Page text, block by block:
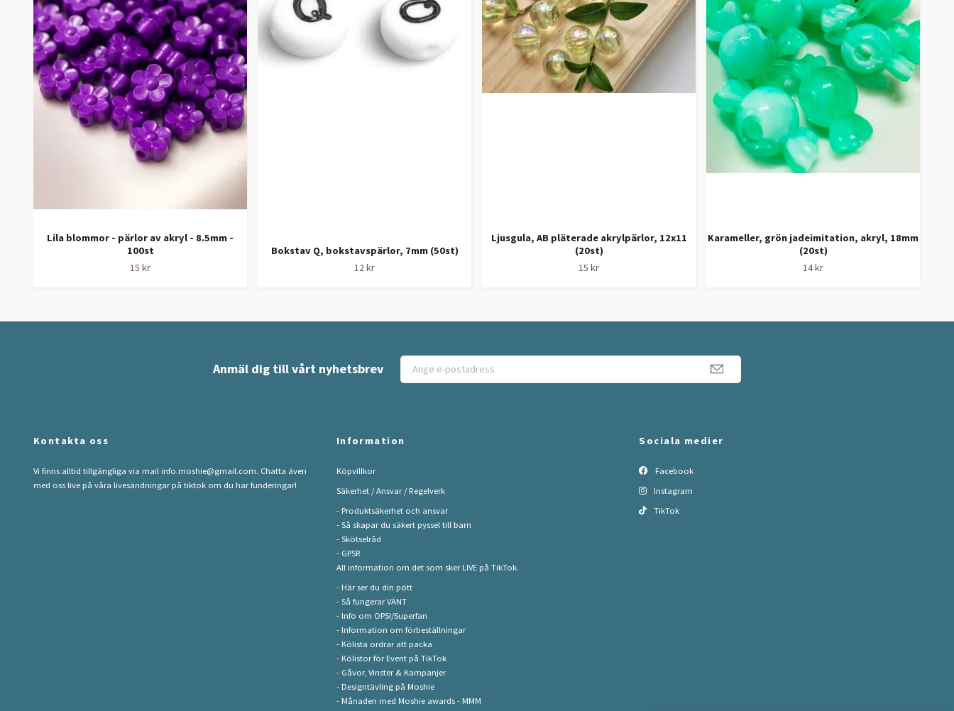
Lila blommor - pärlor av akryl - 8.5mm -
100st
15 kr
Bokstav Q, bokstavspärlor, 7mm (50st)
12 kr
Ljusgula, AB pläterade akrylpärlor, 12x11
(20st)
15 kr
Karameller, grön jadeimitation, akryl, 18mm
(20st)
14 kr
Anmäl dig till vårt nyhetsbrev
Kontakta oss
Vi finns alltid tillgängliga via mail info.moshie@gmail.com. Chatta även
med oss live på våra livesändningar på tiktok om du har funderingar!
Information
Köpvillkor
Säkerhet / Ansvar / Regelverk
- Produktsäkerhet och ansvar
- Så skapar du säkert pyssel till barn
- Skötselråd
- GPSR
All information om det som sker LIVE på TikTok.
- Här ser du din pött
- Så fungerar VÄNT
- Info om OPSI/Superfan
- Information om förbeställningar
- Kölista ordrar att packa
- Kölistor för Event på TikTok
- Gåvor, Vinster & Kampanjer
- Designtävling på Moshie
- Månaden med Moshie awards - MMM
Sociala medier
Facebook
Instagram
TikTok